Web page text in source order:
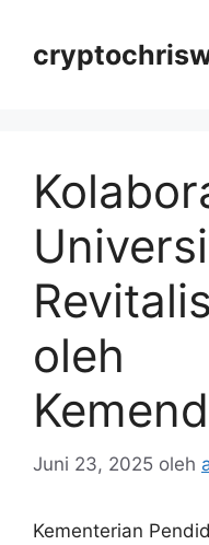
oleh
Juni 23, 2025 oleh
Kementerian